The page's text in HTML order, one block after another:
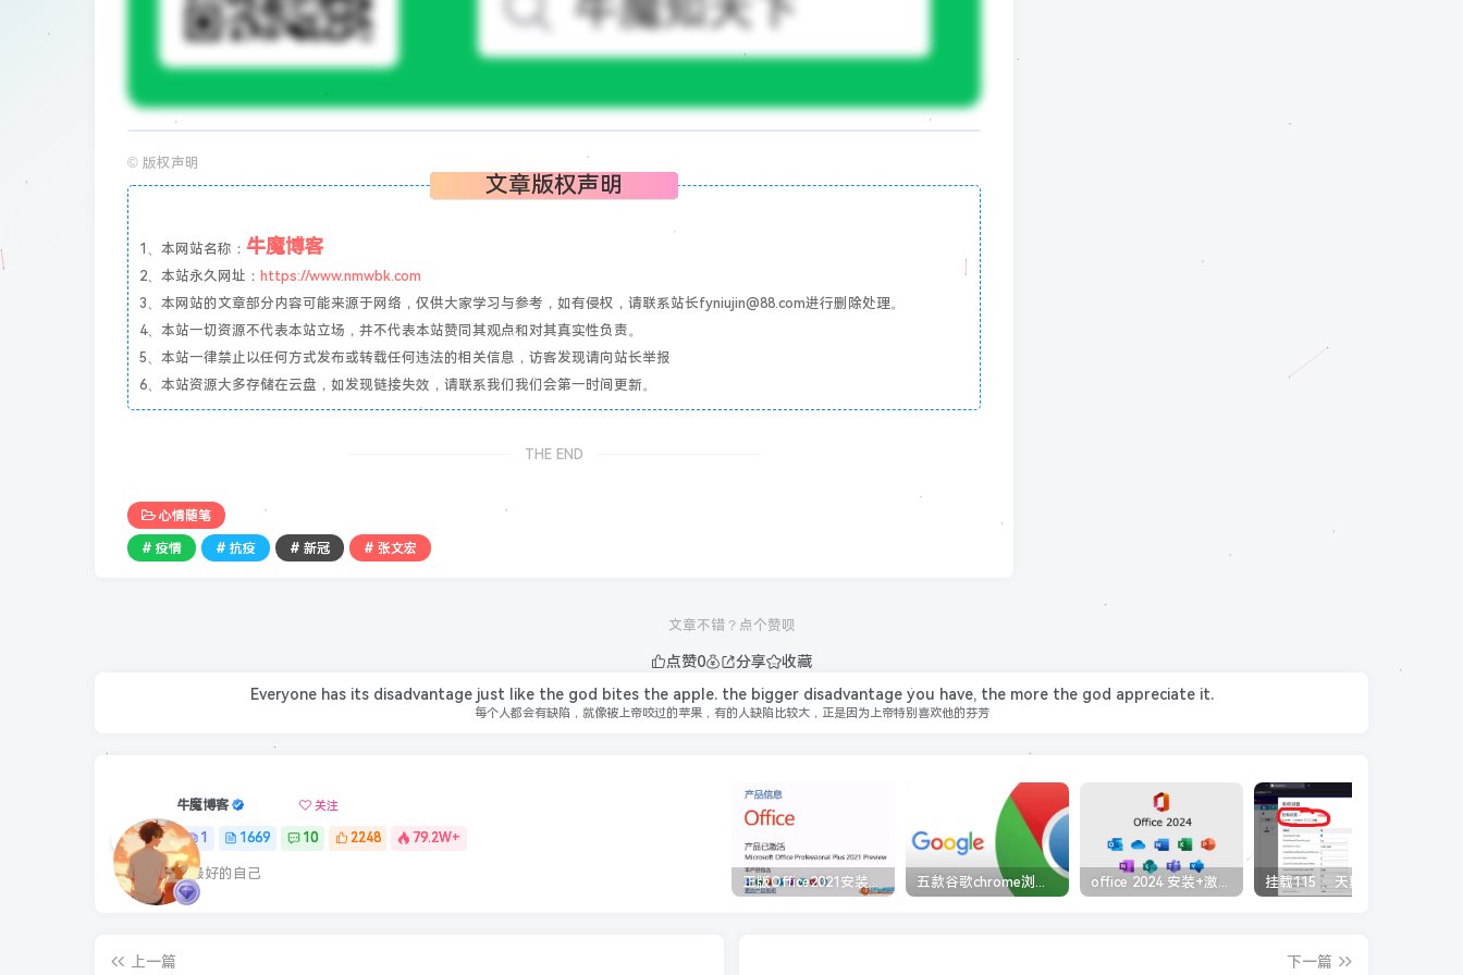
© 版权声明
文章版权声明
1、本网站名称： 牛魔博客
2、本站永久网址： https://www.nmwbk.com
3、本网站的文章部分内容可能来源于网络，仅供大家学习与参考，如有侵权，请联系站长fyniujin@88.com进行删除处理。
4、本站一切资源不代表本站立场，并不代表本站赞同其观点和对其真实性负责。
5、本站一律禁止以任何方式发布或转载任何违法的相关信息，访客发现请向站长举报
6、本站资源大多存储在云盘，如发现链接失效，请联系我们我们会第一时间更新。
THE END
心情随笔
# 疫情 # 抗疫 # 新冠 # 张文宏
文章不错？点个赞呗
点赞0 分享
收藏
Everyone has its disadvantage just like the god bites the apple. the bigger disadvantage you have, the more the god appreciate it.
每个人都会有缺陷，就像被上帝咬过的苹果，有的人缺陷比较大，正是因为上帝特别喜欢他的芬芳
牛魔博客 关注
1 1669 10 2248 79.2W+
最最好的自己
正版Office2021安装与激活图解教程 利用工具office tool plus 五款谷歌chrome浏览器截图插件工具推荐 office 2024 安装+激活免费（附下载详细安装教程）
上一篇 下一篇